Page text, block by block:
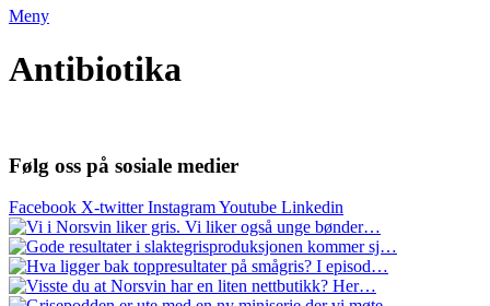
Meny
Antibiotika
Følg oss på sosiale medier
Facebook X-twitter InstagramYoutube Linkedin